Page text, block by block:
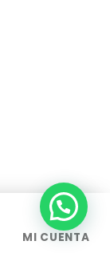
MI CUENTA